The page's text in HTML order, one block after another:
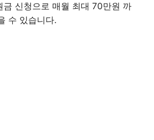
금 신청으로 매월 최대 70만원 까
수 있습니다.